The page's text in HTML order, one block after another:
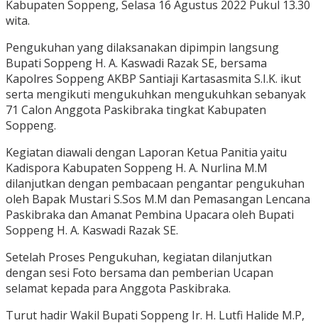
Kabupaten Soppeng, Selasa 16 Agustus 2022 Pukul 13.30
wita.
Pengukuhan yang dilaksanakan dipimpin langsung
Bupati Soppeng H. A. Kaswadi Razak SE, bersama
Kapolres Soppeng AKBP Santiaji Kartasasmita S.I.K. ikut
serta mengikuti mengukuhkan mengukuhkan sebanyak
71 Calon Anggota Paskibraka tingkat Kabupaten
Soppeng.
Kegiatan diawali dengan Laporan Ketua Panitia yaitu
Kadispora Kabupaten Soppeng H. A. Nurlina M.M
dilanjutkan dengan pembacaan pengantar pengukuhan
oleh Bapak Mustari S.Sos M.M dan Pemasangan Lencana
Paskibraka dan Amanat Pembina Upacara oleh Bupati
Soppeng H. A. Kaswadi Razak SE.
Setelah Proses Pengukuhan, kegiatan dilanjutkan
dengan sesi Foto bersama dan pemberian Ucapan
selamat kepada para Anggota Paskibraka.
Turut hadir Wakil Bupati Soppeng Ir. H. Lutfi Halide M.P,